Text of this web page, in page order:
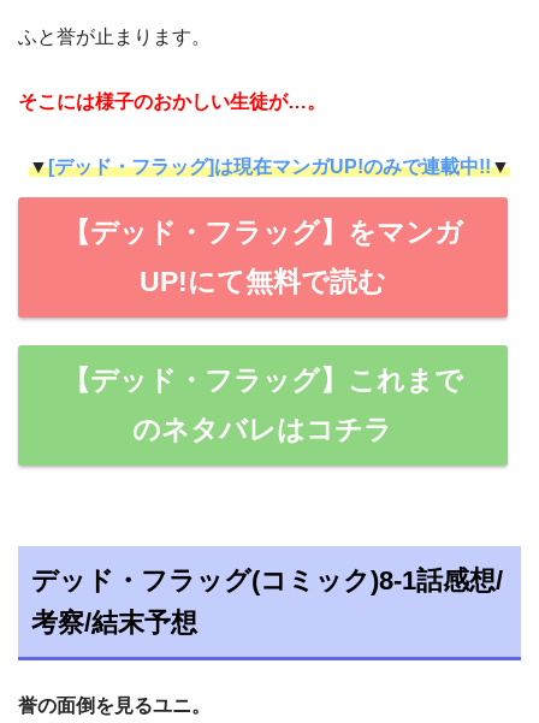
ふと誉が止まります。
そこには様子のおかしい生徒が…。
▼[デッド・フラッグ]は現在マンガUP!のみで連載中!!▼
【デッド・フラッグ】をマンガ
UP!にて無料で読む
【デッド・フラッグ】これまで
のネタバレはコチラ
デッド・フラッグ(コミック)8-1話感想/
考察/結末予想
誉の面倒を見るユニ。